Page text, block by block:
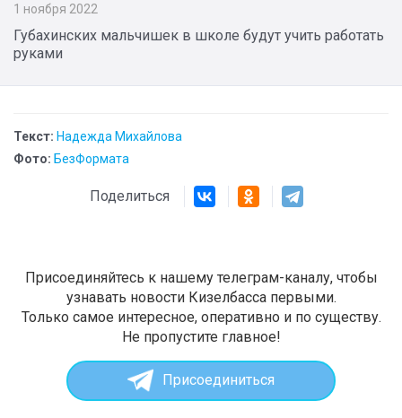
1 ноября 2022
Губахинских мальчишек в школе будут учить работать
руками
Текст: Надежда Михайлова
Фото: БезФормата
Поделиться
Присоединяйтесь к нашему телеграм-каналу, чтобы
узнавать новости Кизелбасса первыми.
Только самое интересное, оперативно и по существу.
Не пропустите главное!
Присоединиться